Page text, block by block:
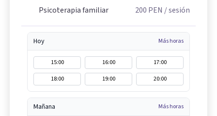
Psicoterapia familiar
200 PEN / sesión
Hoy Más horas
15:00 16:00
17:00
18:00
19:00 20:00
Mañana Más horas